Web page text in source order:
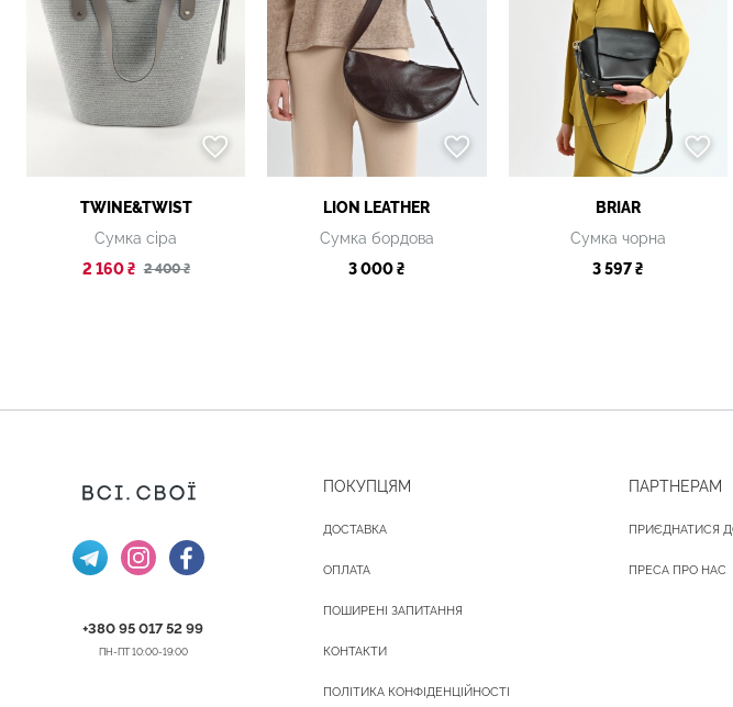
TWINE&TWIST
Сумка сіра
2 160 ₴ 2 400 ₴
LION LEATHER
Сумка бордова
3 000 ₴
BRIAR
Сумка чорна
3 597 ₴
+380 95 017 52 99
ПН-ПТ 10:00-19:00
ПОКУПЦЯМ
ДОСТАВКА
ОПЛАТА
ПОШИРЕНІ ЗАПИТАННЯ
КОНТАКТИ
ПОЛІТИКА КОНФІДЕНЦІЙНОСТІ
ПАРТНЕРАМ
ПРИЄДНАТИСЯ
ПРЕСА ПРО НАС